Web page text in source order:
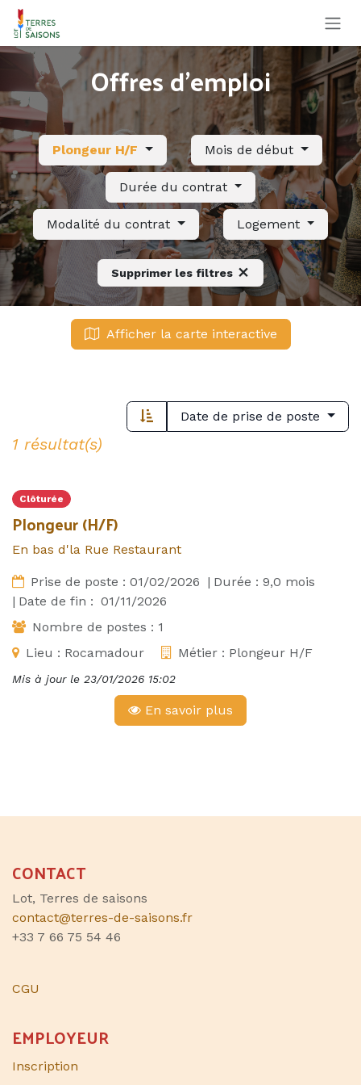
Se rendre au contenu
Offres d'emploi
Plongeur H/F Mois de début
Durée du contrat
Modalité du contrat Logement
Supprimer les filtres
Afficher la carte interactive
Date de prise de poste
1 résultat(s)
Clôturée
Plongeur (H/F)
En bas d'la Rue Restaurant
Prise de poste : 01/02/2026 | Durée : 9,0 mois
| Date de fin : 01/11/2026
Nombre de postes : 1
Lieu : Rocamadour Métier : Plongeur H/F
Mis à jour le 23/01/2026 15:02
En savoir plus
CONTACT
Lot, Terres de saisons
contact@terres-de-saisons.fr
+33 7 66 75 54 46
CGU
EMPLOYEUR
Inscription